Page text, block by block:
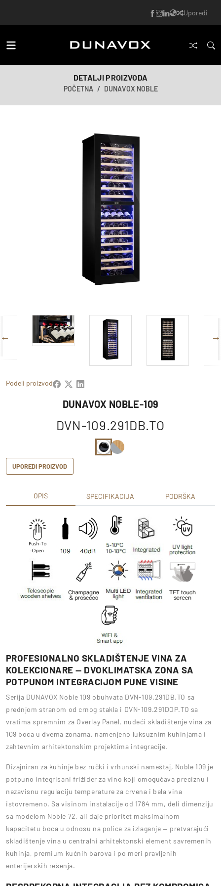
Uporedi
DETALJI PROIZVODA
POČETNA DUNAVOX NOBLE
Podeli proizvod
DUNAVOX NOBLE-109
DVN-109.291DB.TO
UPOREDI PROIZVOD
OPIS SPECIFIKACIJA PODRŠKA
PROFESIONALNO SKLADIŠTENJE VINA ZA
KOLEKCIONARE — DVOKLIMATSKA ZONA SA
POTPUNOM INTEGRACIJOM PUNE VISINE
Serija DUNAVOX Noble 109 obuhvata DVN-109.291DB.TO sa
prednjom stranom od crnog stakla i DVN-109.291DOP.TO sa
vratima spremnim za Overlay Panel, nudeći skladištenje vina za
109 boca u dvema zonama, namenjeno luksuznim kuhinjama i
zahtevnim arhitektonskim projektima integracije.
Dizajniran za kuhinje bez ručki i vrhunski nameštaj, Noble 109 je
potpuno integrisani frižider za vino koji omogućava preciznu i
nezavisnu regulaciju temperature za crvena i bela vina
istovremeno. Sa visinom instalacije od 1784 mm, deli dimenziju
sa modelom Noble 72, ali daje prioritet maksimalnom
kapacitetu boca u odnosu na police za izlaganje — pretvarajući
skladištenje vina u centralni arhitektonski element savremenih
kuhinja, premium kućnih barova i po meri pravljenih
enterijerskih rešenja.